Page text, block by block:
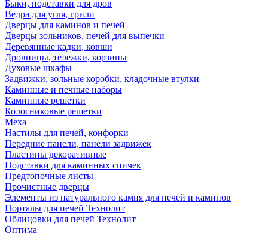
Быки, подставки для дров
Ведра для угля, грили
Дверцы для каминов и печей
Дверцы зольников, печей для выпечки
Деревянные кадки, ковши
Дровницы, тележки, корзины
Духовые шкафы
Задвижки, зольные коробки, кладочные втулки
Каминные и печные наборы
Каминные решетки
Колосниковые решетки
Меха
Настилы для печей, конфорки
Передние панели, панели задвижек
Пластины декоративные
Подставки для каминных спичек
Предтопочные листы
Прочистные дверцы
Элементы из натурального камня для печей и каминов
Порталы для печей Технолит
Облицовки для печей Технолит
Оптима